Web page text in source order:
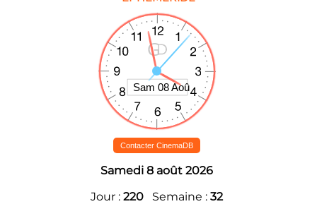
Contacter CinemaDB
Samedi 8 août 2026
Jour : 220 Semaine : 32